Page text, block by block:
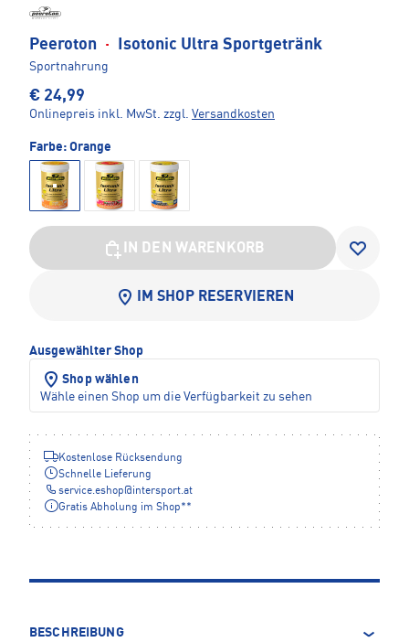
Peeroton · Isotonic Ultra Sportgetränk
Sportnahrung
€ 24,99
Onlinepreis inkl. MwSt. zzgl. Versandkosten
Farbe: Orange
IN DEN WARENKORB
IM SHOP RESERVIEREN
Ausgewählter Shop
Shop wählen
Wähle einen Shop um die Verfügbarkeit zu sehen
Kostenlose Rücksendung
Schnelle Lieferung
service.eshop@intersport.at
Gratis Abholung im Shop**
BESCHREIBUNG